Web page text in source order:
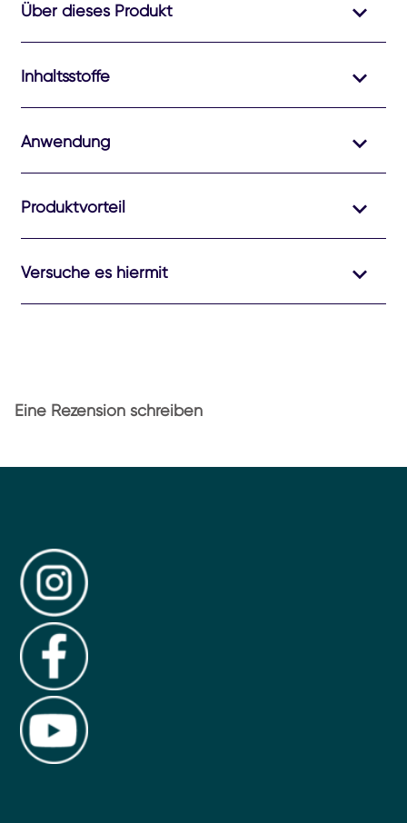
Über dieses Produkt
Inhaltsstoffe
Anwendung
Produktvorteil
Versuche es hiermit
Eine Rezension schreiben